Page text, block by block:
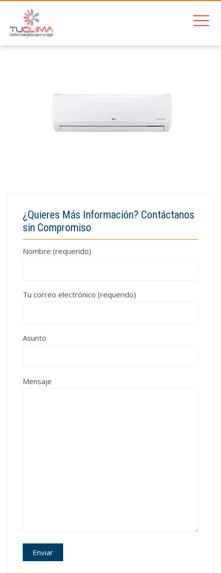
¿Quieres Más Información? Contáctanos
sin Compromiso
Nombre (requerido)
Tu correo electrónico (requerido)
Asunto
Mensaje